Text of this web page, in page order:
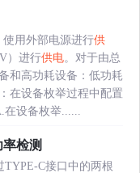
使用外部电源进行供
）进行供电。对于由总
和高功耗设备：低功耗
在设备枚举过程中配置
设备枚举......
率检测
C接口中的两根